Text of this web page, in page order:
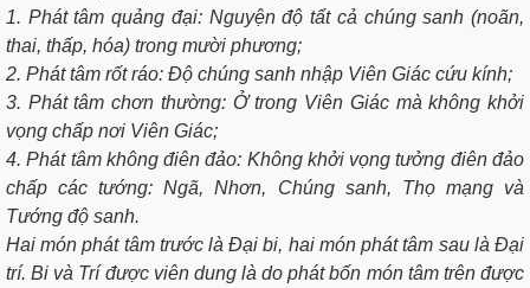
1. Phát tâm quảng đại: Nguyện độ tất cả chúng sanh (noãn,
thai, thấp, hóa) trong mười phương;
2. Phát tâm rốt ráo: Độ chúng sanh nhập Viên Giác cứu kính;
3. Phát tâm chơn thường: Ở trong Viên Giác mà không khởi
vọng chấp nơi Viên Giác;
4. Phát tâm không điên đảo: Không khởi vọng tưởng điên đảo
chấp các tướng: Ngã, Nhơn, Chúng sanh, Thọ mạng và
Tướng độ sanh.
Hai món phát tâm trước là Đại bi, hai món phát tâm sau là Đại
trí. Bi và Trí được viên dung là do phát bốn món tâm trên được